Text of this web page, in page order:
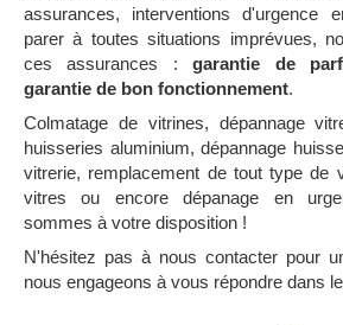
assurances, interventions d'urgence
parer à toutes situations imprévues,
ces assurances :garantie de
garantie de bon fonctionnement.
Colmatage de vitrines, dépannage
huisseries aluminium, dépannage
vitrerie, remplacement de tout type de
vitres ou encore dépanage en
sommes à votre disposition !
N'hésitez pas à nous contacter pour
nous engageons à vous répondre dans